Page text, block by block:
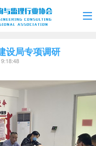
设局专项调研